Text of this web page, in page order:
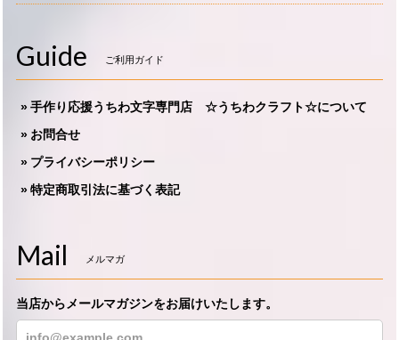
Guide ご利用ガイド
手作り応援うちわ文字専門店 ☆うちわクラフト☆について
お問合せ
プライバシーポリシー
特定商取引法に基づく表記
Mail メルマガ
当店からメールマガジンをお届けいたします。